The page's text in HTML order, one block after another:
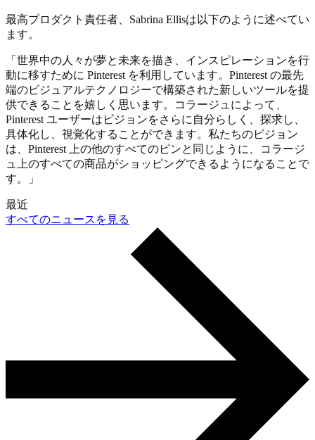
最高プロダクト責任者、Sabrina Ellisは以下のように述べてい
ます。
「世界中の人々が夢と未来を描き、インスピレーションを行
動に移すために Pinterest を利用しています。Pinterest の最先
端のビジュアルテクノロジーで構築された新しいツールを提
供できることを嬉しく思います。コラージュによって、
Pinterest ユーザーはビジョンをさらに自分らしく、探求し、
具体化し、視覚化することができます。私たちのビジョン
は、Pinterest 上の他のすべてのピンと同じように、コラージ
ュ上のすべての商品がショッピングできるようになることで
す。」
最近
すべてのニュースを見る